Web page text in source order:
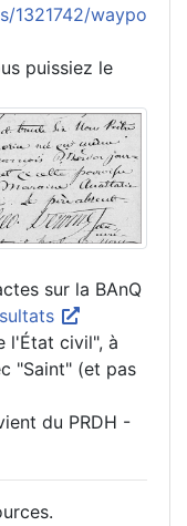
1321742/waypo
puissiez le
sur la BAnQ
l'État civil", à
"Saint" (et pas
du PRDH -